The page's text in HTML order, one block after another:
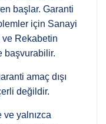
başlar. Garanti
için Sanayi
ve Rekabetin
başvurabilir.
amaç dışı
değildir.
yalnızca